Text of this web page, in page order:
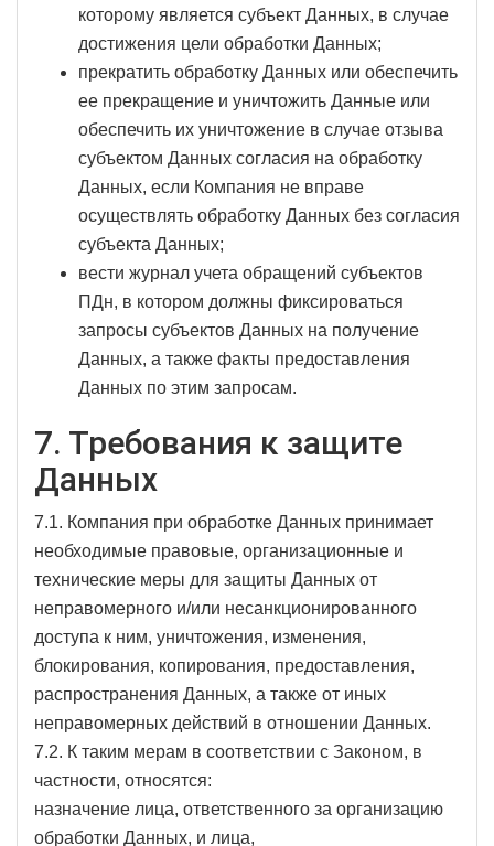
которому является субъект Данных, в случае
достижения цели обработки Данных;
прекратить обработку Данных или обеспечить
ее прекращение и уничтожить Данные или
обеспечить их уничтожение в случае отзыва
субъектом Данных согласия на обработку
Данных, если Компания не вправе
осуществлять обработку Данных без согласия
субъекта Данных;
вести журнал учета обращений субъектов
ПДн, в котором должны фиксироваться
запросы субъектов Данных на получение
Данных, а также факты предоставления
Данных по этим запросам.
7. Требования к защите
Данных
7.1. Компания при обработке Данных принимает
необходимые правовые, организационные и
технические меры для защиты Данных от
неправомерного и/или несанкционированного
доступа к ним, уничтожения, изменения,
блокирования, копирования, предоставления,
распространения Данных, а также от иных
неправомерных действий в отношении Данных.
7.2. К таким мерам в соответствии с Законом, в
частности, относятся:
назначение лица, ответственного за организацию
обработки Данных, и лица,